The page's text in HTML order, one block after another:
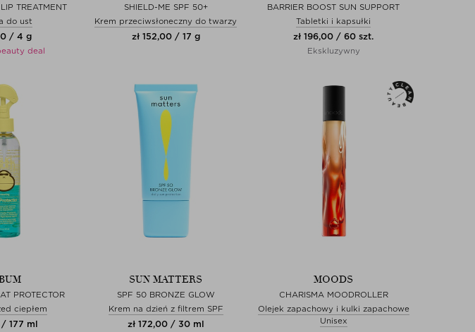
TREATMENT
do ust
/ 4 g
deal
SHIELD-ME SPF 50+
Krem przeciwsłoneczny do twarzy
zł 152,00 / 17 g
BARRIER BOOST SUN SUPPORT
Tabletki i kapsułki
zł 196,00 / 60 szt.
Ekskluzywny
PROTECTOR
ciepłem
/ 177 ml
SUN MATTERS
SPF 50 BRONZE GLOW
Krem na dzień z filtrem SPF
zł 172,00 / 30 ml
MOODS
CHARISMA MOODROLLER
Olejek zapachowy i kulki zapachowe
Unisex